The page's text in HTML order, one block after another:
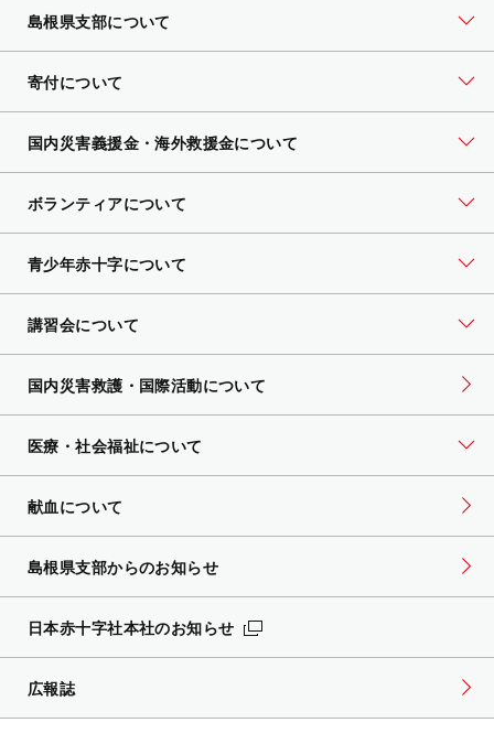
島根県支部について
寄付について
国内災害義援金・海外救援金について
ボランティアについて
青少年赤十字について
講習会について
国内災害救護・国際活動について
医療・社会福祉について
献血について
島根県支部からのお知らせ
日本赤十字社本社のお知らせ
広報誌